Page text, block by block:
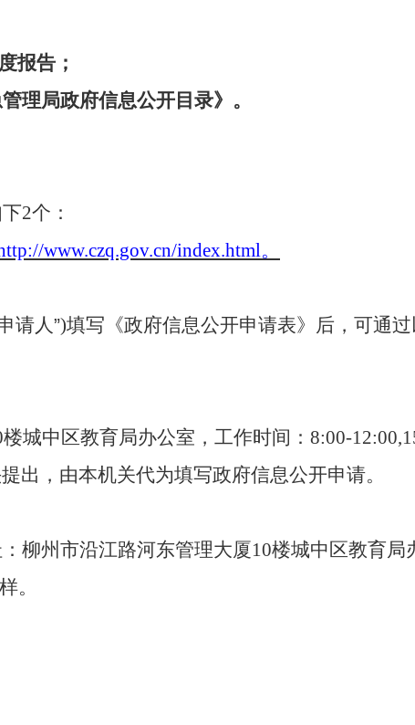
报告；
理局政府信息公开目录》。
2个：
www.czq.gov.cn/index.html。
请人”)填写《政府信息公开申请表》后，可通
楼城中区教育局办公室，工作时间： 8:00-
出，由本机关代为填写政府信息公开申请。
柳州市沿江路河东管理大厦10楼城中区教育局
。